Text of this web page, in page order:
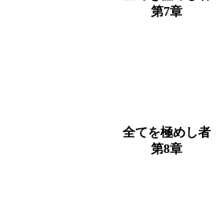
第7章
全てを極めし者
第8章